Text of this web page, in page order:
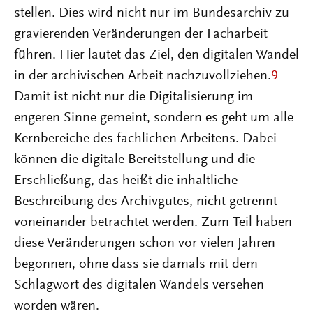
stellen. Dies wird nicht nur im Bundesarchiv zu
gravierenden Veränderungen der Facharbeit
führen. Hier lautet das Ziel, den digitalen Wandel
in der archivischen Arbeit nachzuvollziehen.9
Damit ist nicht nur die Digitalisierung im
engeren Sinne gemeint, sondern es geht um alle
Kernbereiche des fachlichen Arbeitens. Dabei
können die digitale Bereitstellung und die
Erschließung, das heißt die inhaltliche
Beschreibung des Archivgutes, nicht getrennt
voneinander betrachtet werden. Zum Teil haben
diese Veränderungen schon vor vielen Jahren
begonnen, ohne dass sie damals mit dem
Schlagwort des digitalen Wandels versehen
worden wären.